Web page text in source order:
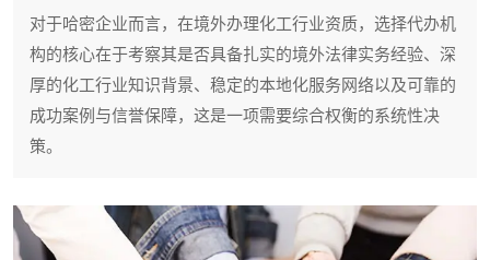
对于哈密企业而言，在境外办理化工行业资质，选择代办机
构的核心在于考察其是否具备扎实的境外法律实务经验、深
厚的化工行业知识背景、稳定的本地化服务网络以及可靠的
成功案例与信誉保障，这是一项需要综合权衡的系统性决
策。